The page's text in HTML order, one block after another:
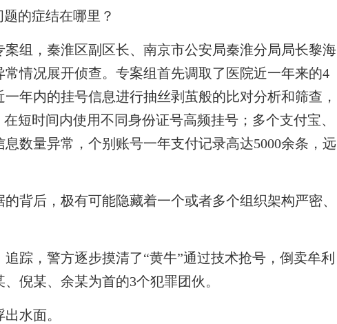
的症结在哪里？
，秦淮区副区长、南京市公安局秦淮分局局长黎海
情况展开侦查。专案组首先调取了医院近一年来的4
年内的挂号信息进行抽丝剥茧般的比对分析和筛查，
短时间内使用不同身份证号高频挂号；多个支付宝、
数量异常，个别账号一年支付记录高达5000余条，远
后，极有可能隐藏着一个或者多个组织架构严密、
，警方逐步摸清了“黄牛”通过技术抢号，倒卖牟利
倪某、余某为首的3个犯罪团伙。
水面。